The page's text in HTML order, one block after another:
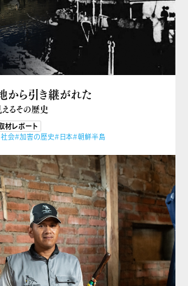
から引き継がれた
るその歴史
材レポート
会#加害の歴史#日本#朝鮮半島